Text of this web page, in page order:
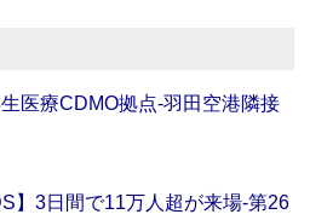
医療CDMO拠点‐羽田空港隣接
】3日間で11万人超が来場‐第26